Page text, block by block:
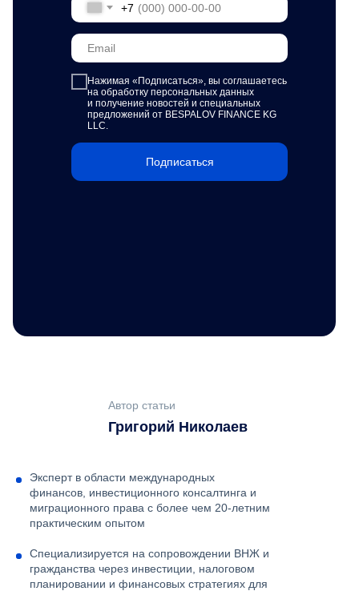
+7
Нажимая «Подписаться», вы соглашаетесь
на обработку персональных данных
и получение новостей и специальных
предложений от BESPALOV FINANCE KG
LLC.
Подписаться
Григорий Николаев
Автор статьи
Эксперт в области международных
финансов, инвестиционного консалтинга и
миграционного права с более чем 20-летним
практическим опытом
Специализируется на сопровождении ВНЖ и
гражданства через инвестиции, налоговом
планировании и финансовых стратегиях для